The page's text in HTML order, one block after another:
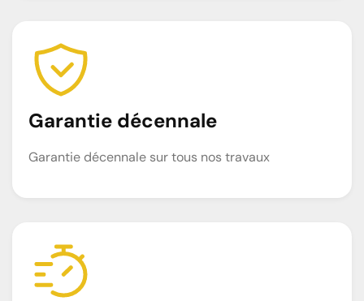
Garantie décennale
Garantie décennale sur tous nos travaux